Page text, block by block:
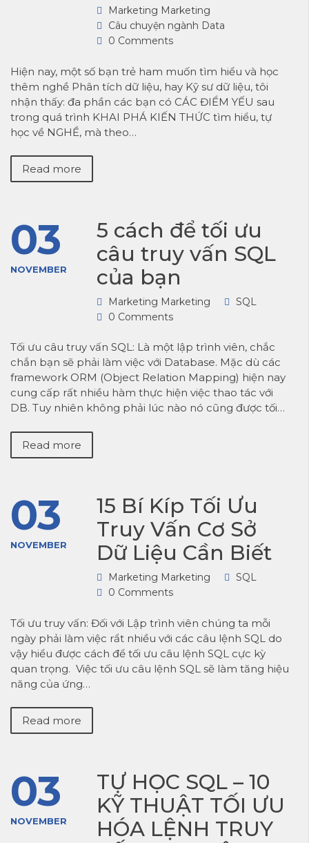
Marketing Marketing
Câu chuyện ngành Data
0 Comments
Hiện nay, một số bạn trẻ ham muốn tìm hiểu và học
thêm nghề Phân tích dữ liệu, hay Kỹ sư dữ liệu, tôi
nhận thấy: đa phần các bạn có CÁC ĐIỂM YẾU sau
trong quá trình KHAI PHÁ KIẾN THỨC tìm hiểu, tự
học về NGHỀ, mà theo…
Read more
03
NOVEMBER
5 cách để tối ưu
câu truy vấn SQL
của bạn
Marketing Marketing
SQL
0 Comments
Tối ưu câu truy vấn SQL: Là một lập trình viên, chắc
chắn bạn sẽ phải làm việc với Database. Mặc dù các
framework ORM (Object Relation Mapping) hiện nay
cung cấp rất nhiều hàm thực hiện việc thao tác với
DB. Tuy nhiên không phải lúc nào nó cũng được tối…
Read more
03
NOVEMBER
15 Bí Kíp Tối Ưu
Truy Vấn Cơ Sở
Dữ Liệu Cần Biết
Marketing Marketing
SQL
0 Comments
Tối ưu truy vấn: Đối với Lập trình viên chúng ta mỗi
ngày phải làm việc rẩt nhiều với các câu lệnh SQL do
vậy hiểu được cách để tối ưu câu lệnh SQL cực kỳ
quan trọng. Việc tối ưu câu lệnh SQL sẽ làm tăng hiệu
năng của ứng…
Read more
03
NOVEMBER
TỰ HỌC SQL – 10
KỸ THUẬT TỐI ƯU
HÓA LỆNH TRUY